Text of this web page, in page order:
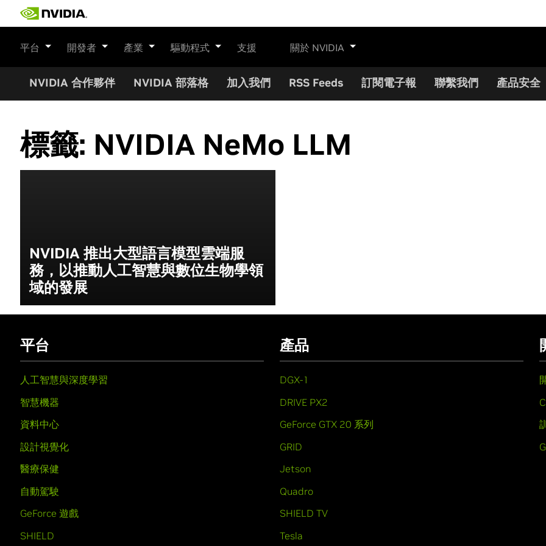
平台 開發者 產業 驅動程式 支援 關於 NVIDIA
NVIDIA 合作夥伴 NVIDIA 部落格 加入我們 RSS Feeds 訂閱電子報 聯繫我們 產品安全
標籤: NVIDIA NeMo LLM
NVIDIA 推出大型語言模型雲端服
務，以推動人工智慧與數位生物學領
域的發展
平台
人工智慧與深度學習
智慧機器
資料中心
設計視覺化
醫療保健
自動駕駛
GeForce 遊戲
SHIELD
產品
DGX-1
DRIVE PX2
GeForce GTX 20 系列
GRID
Jetson
Quadro
SHIELD TV
Tesla